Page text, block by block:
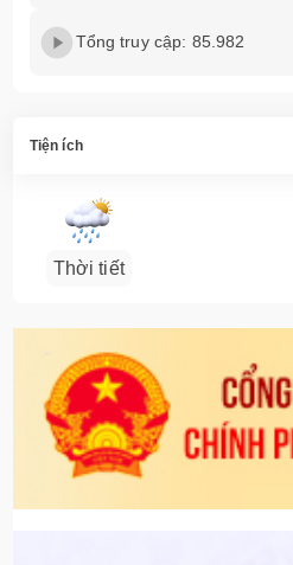
Tổng truy cập: 85.982
Tiện ích
Thời tiết